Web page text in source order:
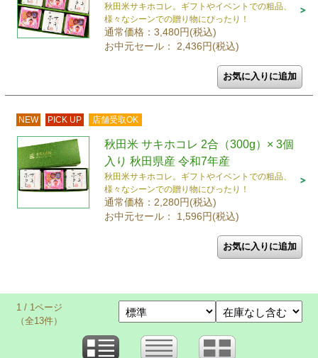
秋田米サキホコレ。ギフトやイベントでの粗品、
様々なシーンでの贈り物にぴったり！
通常価格：3,480円(税込)
お中元セール： 2,436円(税込)
NEW PICK UP 店舗受取OK
秋田米 サキホコレ 2合（300g）× 3個
入り 秋田県産 令和7年産
秋田米サキホコレ。ギフトやイベントでの粗品、
様々なシーンでの贈り物にぴったり！
通常価格：2,280円(税込)
お中元セール： 1,596円(税込)
1 / 1ページ
（全13件）